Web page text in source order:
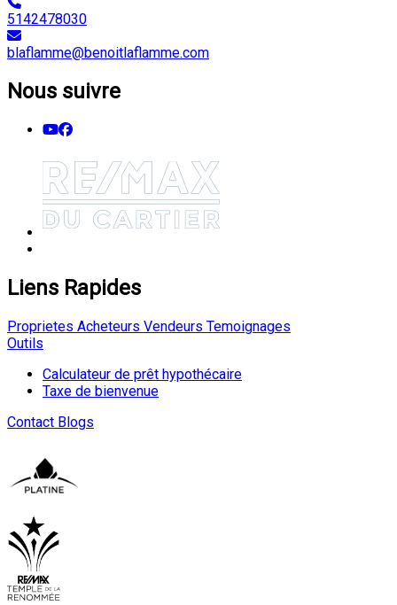
5142478030
blaflamme@benoitlaflamme.com
Nous suivre
Liens Rapides
Proprietes Acheteurs Vendeurs Temoignages
Outils
Calculateur de prêt hypothécaire
Taxe de bienvenue
Contact Blogs